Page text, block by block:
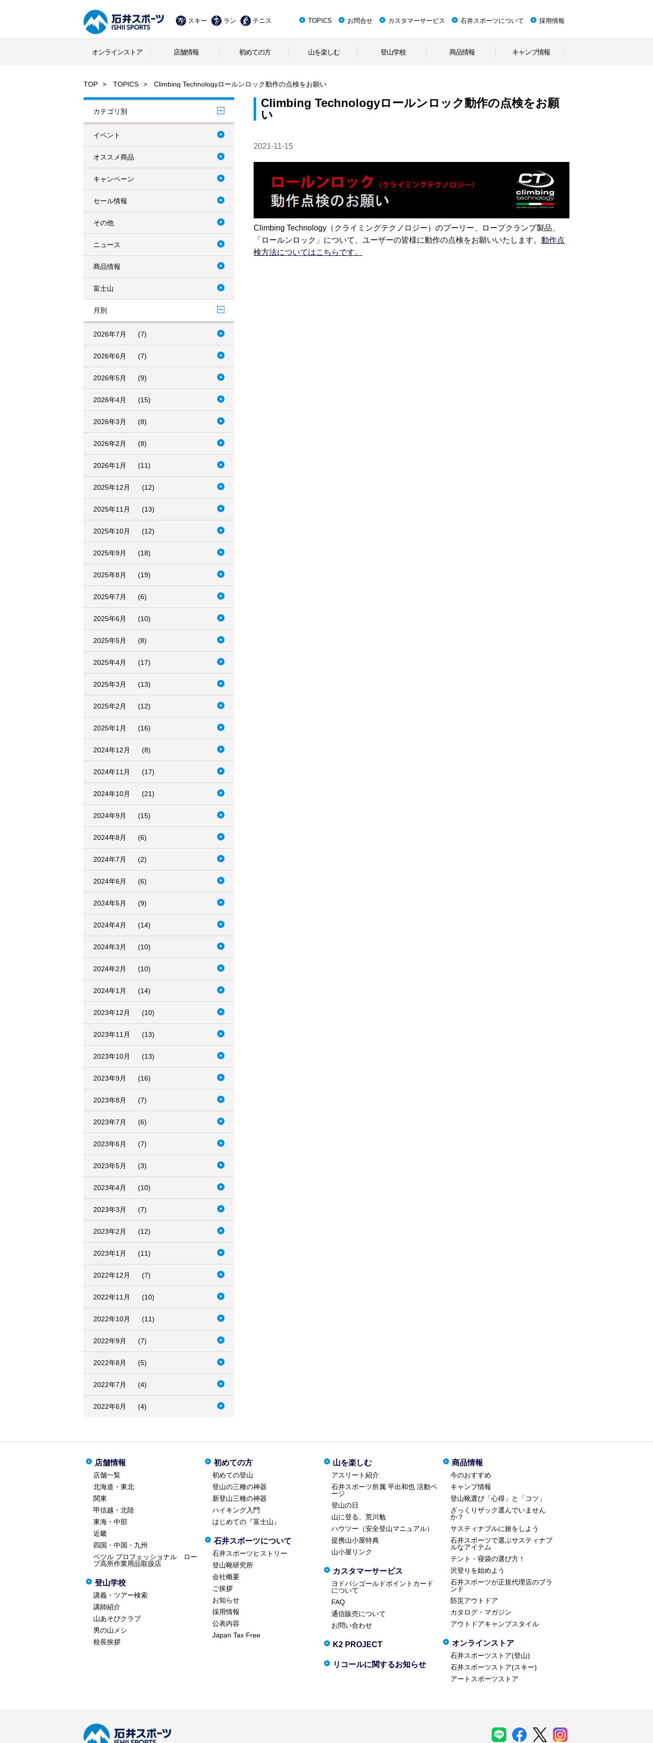
スキー ラン テニス TOPICS お問合せ カスタマーサービス 石井スポーツについて 採用情報
オンラインストア 店舗情報 初めての方 山を楽しむ 登山学校 商品情報 キャンプ情報
TOP TOPICS Climbing Technologyロールンロック動作の点検をお願い
カテゴリ別
イベント
オススメ商品
キャンペーン
セール情報
その他
ニュース
商品情報
富士山
月別
2026年7月 (7)
2026年6月 (7)
2026年5月 (9)
2026年4月 (15)
2026年3月 (8)
2026年2月 (8)
2026年1月 (11)
2025年12月 (12)
2025年11月 (13)
2025年10月 (12)
2025年9月 (18)
2025年8月 (19)
2025年7月 (6)
2025年6月 (10)
2025年5月 (8)
2025年4月 (17)
2025年3月 (13)
2025年2月 (12)
2025年1月 (16)
2024年12月 (8)
2024年11月 (17)
2024年10月 (21)
2024年9月 (15)
2024年8月 (6)
2024年7月 (2)
2024年6月 (6)
2024年5月 (9)
2024年4月 (14)
2024年3月 (10)
2024年2月 (10)
2024年1月 (14)
2023年12月 (10)
2023年11月 (13)
2023年10月 (13)
2023年9月 (16)
2023年8月 (7)
2023年7月 (6)
2023年6月 (7)
2023年5月 (3)
2023年4月 (10)
2023年3月 (7)
2023年2月 (12)
2023年1月 (11)
2022年12月 (7)
2022年11月 (10)
2022年10月 (11)
2022年9月 (7)
2022年8月 (5)
2022年7月 (4)
2022年6月 (4)
Climbing Technologyロールンロック動作の点検をお願
い
2021-11-15
Climbing Technology（クライミングテクノロジー）のプーリー、ロープクランプ製品、
「ロールンロック」について、ユーザーの皆様に動作の点検をお願いいたします。 動作点
検方法についてはこちらです。
店舗情報
店舗一覧
北海道・東北
関東
甲信越・北陸
東海・中部
近畿
四国・中国・九州
ペツル プロフェッショナル ロー
プ高所作業用品取扱店
登山学校
講義・ツアー検索
講師紹介
山あそびクラブ
男の山メシ
校長挨拶
初めての方
初めての登山
登山の三種の神器
新登山三種の神器
ハイキング入門
はじめての『富士山』
石井スポーツについて
石井スポーツヒストリー
登山靴研究所
会社概要
ご挨拶
お知らせ
採用情報
公表内容
Japan Tax Free
山を楽しむ
アスリート紹介
石井スポーツ所属 平出和也 活動ペ
ージ
登山の日
山に登る、荒川勉
ハウツー（安全登山マニュアル）
提携山小屋特典
山小屋リンク
カスタマーサービス
ヨドバシゴールドポイントカード
について
FAQ
通信販売について
お問い合わせ
K2 PROJECT
リコールに関するお知らせ
商品情報
今のおすすめ
キャンプ情報
登山靴選び「心得」と「コツ」
ざっくりザック選んでいません
か？
サスティナブルに旅をしよう
石井スポーツで選ぶサスティナブ
ルなアイテム
テント・寝袋の選び方！
沢登りを始めよう
石井スポーツが正規代理店のブラ
ンド
防災アウトドア
カタログ・マガジン
アウトドアキャンプスタイル
オンラインストア
石井スポーツストア(登山)
石井スポーツストア(スキー)
アートスポーツストア